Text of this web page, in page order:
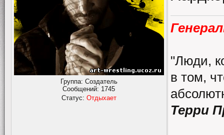
Группа: Создатель
Сообщений: 1745
Статус: Отдыхает
"Люди,
в том,
Терри